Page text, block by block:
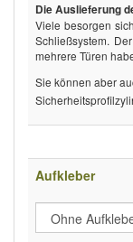
Die Auslieferung
Viele besorgen
Schließsystem.
mehrere Türen
Sie können aber
Aufkleber